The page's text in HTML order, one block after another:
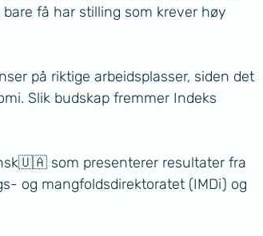
få har stilling som krever høy
på riktige arbeidsplasser, siden det
Slik budskap fremmer Indeks
som presenterer resultater fra
og mangfoldsdirektoratet (IMDi) og